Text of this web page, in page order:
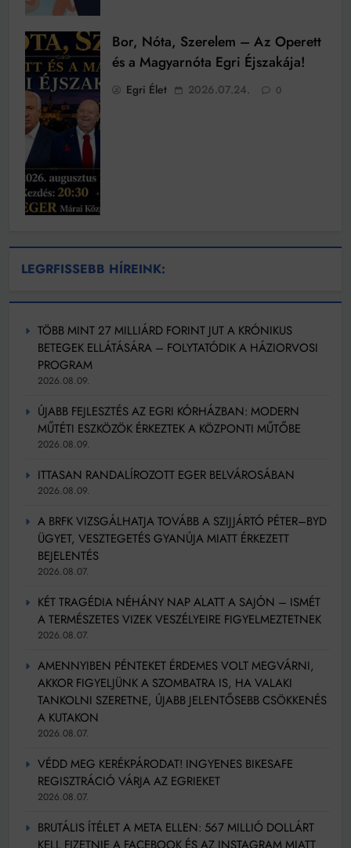
Bor, Nóta, Szerelem – Az Operett
és a Magyarnóta Egri Éjszakája!
Egri Élet 2026.07.24. 0
LEGRFISSEBB HÍREINK:
TÖBB MINT 27 MILLIÁRD FORINT JUT A KRÓNIKUS
BETEGEK ELLÁTÁSÁRA – FOLYTATÓDIK A HÁZIORVOSI
PROGRAM
2026.08.09.
ÚJABB FEJLESZTÉS AZ EGRI KÓRHÁZBAN: MODERN
MŰTÉTI ESZKÖZÖK ÉRKEZTEK A KÖZPONTI MŰTŐBE
2026.08.09.
ITTASAN RANDALÍROZOTT EGER BELVÁROSÁBAN
2026.08.09.
A BRFK VIZSGÁLHATJA TOVÁBB A SZIJJÁRTÓ PÉTER–BYD
ÜGYET, VESZTEGETÉS GYANÚJA MIATT ÉRKEZETT
BEJELENTÉS
2026.08.07.
KÉT TRAGÉDIA NÉHÁNY NAP ALATT A SAJÓN – ISMÉT
A TERMÉSZETES VIZEK VESZÉLYEIRE FIGYELMEZTETNEK
2026.08.07.
AMENNYIBEN PÉNTEKET ÉRDEMES VOLT MEGVÁRNI,
AKKOR FIGYELJÜNK A SZOMBATRA IS, HA VALAKI
TANKOLNI SZERETNE, ÚJABB JELENTŐSEBB CSÖKKENÉS
A KUTAKON
2026.08.07.
VÉDD MEG KERÉKPÁRODAT! INGYENES BIKESAFE
REGISZTRÁCIÓ VÁRJA AZ EGRIEKET
2026.08.07.
BRUTÁLIS ÍTÉLET A META ELLEN: 567 MILLIÓ DOLLÁRT